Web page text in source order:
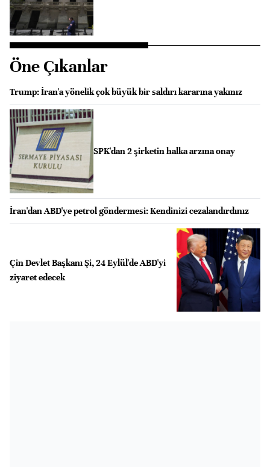
Öne Çıkanlar
Trump: İran'a yönelik çok büyük bir saldırı kararına yakınız
SPK'dan 2 şirketin halka arzına onay
İran'dan ABD'ye petrol göndermesi: Kendinizi cezalandırdınız
Çin Devlet Başkanı Şi, 24 Eylül'de ABD'yi
ziyaret edecek